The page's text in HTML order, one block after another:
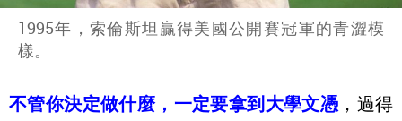
1995年，索倫斯坦贏得美國公開賽冠軍的青澀模
樣。
不管你決定做什麼，一定要拿到大學文憑 ，過得